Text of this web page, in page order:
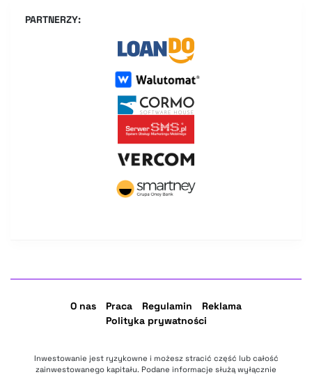
PARTNERZY:
O nas Praca Regulamin
Reklama
Polityka prywatności
Inwestowanie jest ryzykowne i możesz stracić część lub całość
zainwestowanego kapitału. Podane informacje służą wyłącznie